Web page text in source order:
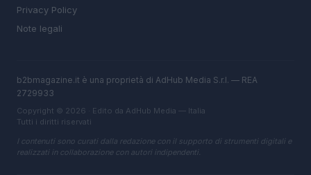
Privacy Policy
Note legali
b2bmagazine.it è una proprietà di AdHub Media S.r.l. — REA
2729933
Copyright © 2026 · Edito da AdHub Media — Italia
Tutti i diritti riservati
I contenuti sono curati dalla redazione con il supporto di strumenti digitali e
realizzati in collaborazione con autori indipendenti.